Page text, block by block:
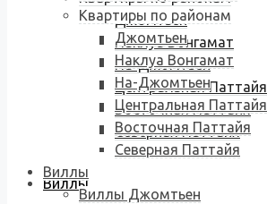
Джомтьен
Наклуа Вонгамат
На-Джомтьен
Центральная Паттайя
Восточная Паттайя
Северная Паттайя
Виллы
Квартиры по районам
Джомтьен
Наклуа Вонгамат
На-Джомтьен
Центральная Паттайя
Восточная Паттайя
Северная Паттайя
Виллы
Виллы Джомтьен